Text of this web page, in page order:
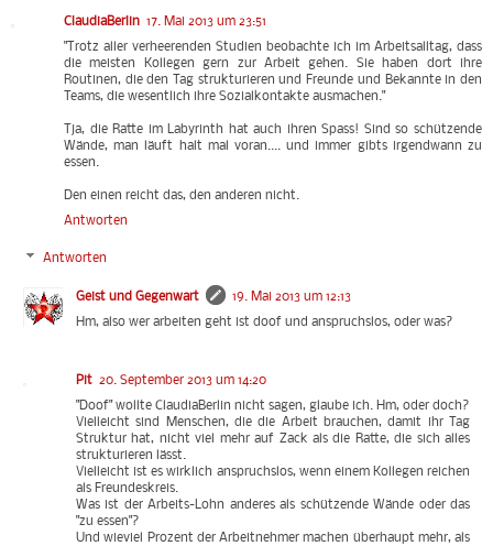
ClaudiaBerlin 17. Mai 2013 um 23:51
"Trotz aller verheerenden Studien beobachte ich im Arbeitsalltag, dass
die meisten Kollegen gern zur Arbeit gehen. Sie haben dort ihre
Routinen, die den Tag strukturieren und Freunde und Bekannte in den
Teams, die wesentlich ihre Sozialkontakte ausmachen."
Tja, die Ratte im Labyrinth hat auch ihren Spass! Sind so schützende
Wände, man läuft halt mal voran.... und immer gibts irgendwann zu
essen.
Den einen reicht das, den anderen nicht.
Antworten
Antworten
Geist und Gegenwart
19. Mai 2013 um 12:13
Hm, also wer arbeiten geht ist doof und anspruchslos, oder was?
Pit 20. September 2013 um 14:20
"Doof" wollte ClaudiaBerlin nicht sagen, glaube ich. Hm, oder doch?
Vielleicht sind Menschen, die die Arbeit brauchen, damit ihr Tag
Struktur hat, nicht viel mehr auf Zack als die Ratte, die sich alles
strukturieren lässt.
Vielleicht ist es wirklich anspruchslos, wenn einem Kollegen reichen
als Freundeskreis.
Was ist der Arbeits-Lohn anderes als schützende Wände oder das
"zu essen"?
Und wieviel Prozent der Arbeitnehmer machen überhaupt mehr, als